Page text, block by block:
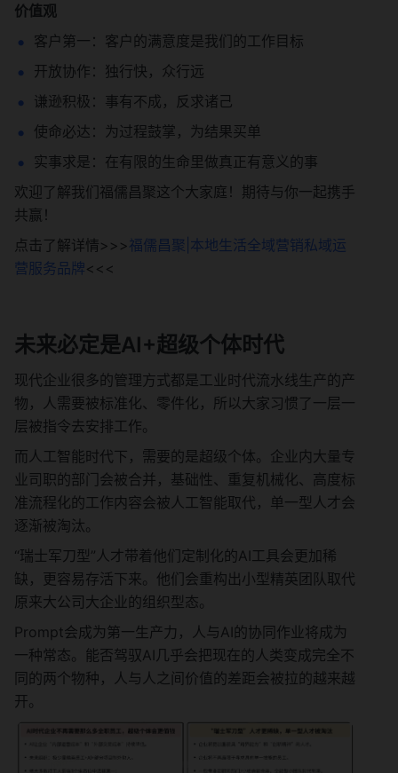
价值观
客户第一：客户的满意度是我们的工作目标
开放协作：独行快，众行远
谦逊积极：事有不成，反求诸己
使命必达：为过程鼓掌，为结果买单
实事求是：在有限的生命里做真正有意义的事
欢迎了解我们福儒昌聚这个大家庭！期待与你一起携手
共赢！
点击了解详情>>>福儒昌聚|本地生活全域营销私域运
营服务品牌<<<
未来必定是AI+超级个体时代
现代企业很多的管理方式都是工业时代流水线生产的产
物，人需要被标准化、零件化，所以大家习惯了一层一
层被指令去安排工作。
而人工智能时代下，需要的是超级个体。企业内大量专
业司职的部门会被合并，基础性、重复机械化、高度标
准流程化的工作内容会被人工智能取代，单一型人才会
逐渐被淘汰。
“瑞士军刀型”人才带着他们定制化的AI工具会更加稀
缺，更容易存活下来。他们会重构出小型精英团队取代
原来大公司大企业的组织型态。
Prompt会成为第一生产力，人与AI的协同作业将成为
一种常态。能否驾驭AI几乎会把现在的人类变成完全不
同的两个物种，人与人之间价值的差距会被拉的越来越
开。